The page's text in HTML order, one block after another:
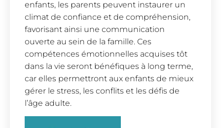
enfants, les parents peuvent instaurer un
climat de confiance et de compréhension,
favorisant ainsi une communication
ouverte au sein de la famille. Ces
compétences émotionnelles acquises tôt
dans la vie seront bénéfiques à long terme,
car elles permettront aux enfants de mieux
gérer le stress, les conflits et les défis de
l’âge adulte.